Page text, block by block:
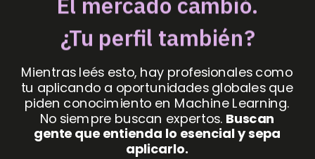
¿Tu perfil también?
Mientras leés esto, hay profesionales como
tu aplicando a oportunidades globales que
piden conocimiento en Machine Learning.
No siempre buscan expertos. Buscan
gente que entienda lo esencial y sepa
aplicarlo.